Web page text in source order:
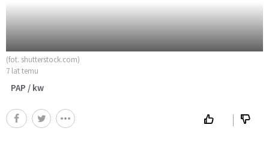
(fot. shutterstock.com)
7 lat temu
PAP / kw